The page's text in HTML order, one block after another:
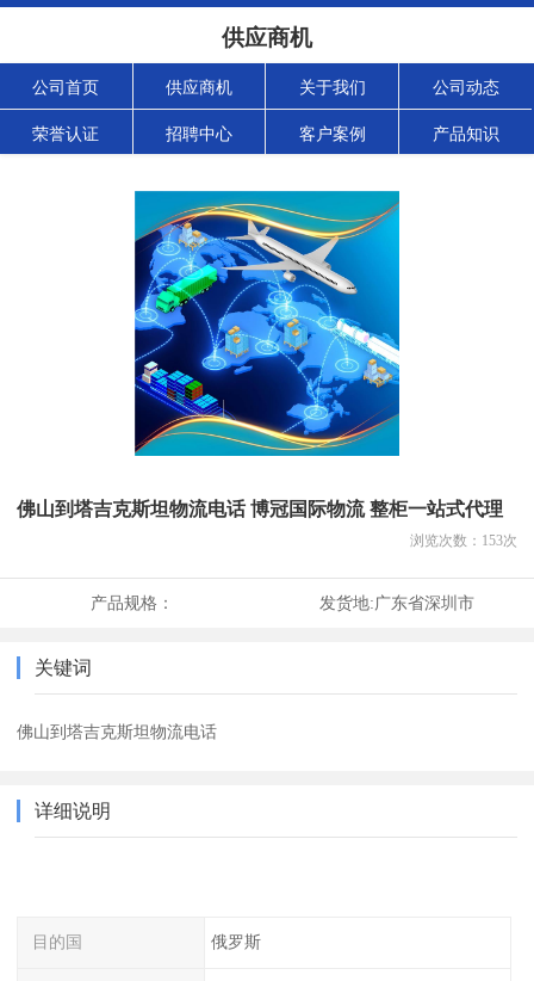
供应商机
公司首页 供应商机 关于我们 公司动态
荣誉认证 招聘中心 客户案例 产品知识
佛山到塔吉克斯坦物流电话 博冠国际物流 整柜一站式代理
浏览次数： 153次
产品规格： 发货地:广东省深圳市
关键词
佛山到塔吉克斯坦物流电话
详细说明
目的国 俄罗斯